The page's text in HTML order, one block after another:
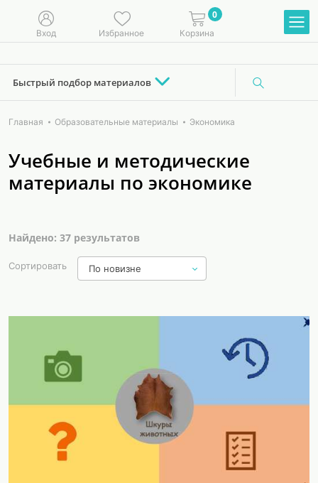
Вход Избранное
0
Корзина
Быстрый подбор материалов
Главная Образовательные материалы Экономика
Учебные и методические
материалы по экономике
Найдено: 37 результатов
Сортировать По новизне